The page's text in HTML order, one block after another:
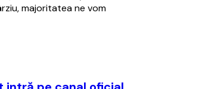
majoritatea ne vom